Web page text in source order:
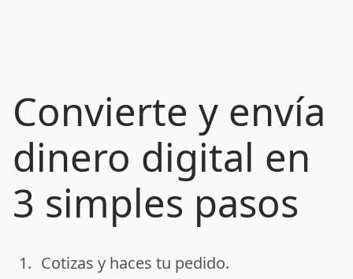
Convierte y envía
dinero digital en
3 simples pasos
done
1. Cotizas y haces tu pedido.